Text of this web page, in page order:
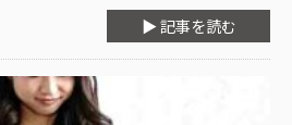
▶ 記事を読む